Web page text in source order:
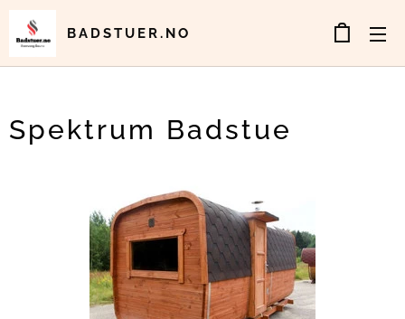
BADSTUER.NO
Spektrum Badstue